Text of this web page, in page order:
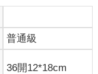
普通級
36開12*18cm